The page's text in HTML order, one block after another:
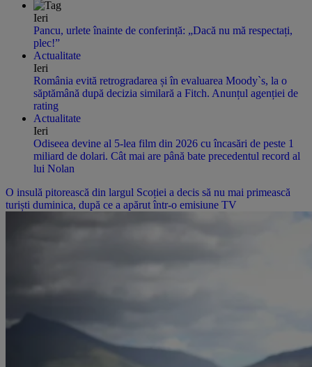
Ieri
Pancu, urlete înainte de conferință: „Dacă nu mă respectați,
plec!”
Actualitate
Ieri
România evită retrogradarea și în evaluarea Moody`s, la o
săptămână după decizia similară a Fitch. Anunțul agenției de
rating
Actualitate
Ieri
Odiseea devine al 5-lea film din 2026 cu încasări de peste 1
miliard de dolari. Cât mai are până bate precedentul record al
lui Nolan
O insulă pitorească din largul Scoției a decis să nu mai primească
turiști duminica, după ce a apărut într-o emisiune TV